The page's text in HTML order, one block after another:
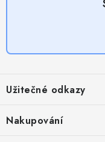
p
a
Užitečné odkazy
Nakupování